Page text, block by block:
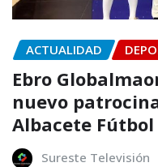
ACTUALIDAD
Ebro
nuevo
Albacete Fútbol
Sureste Televisión